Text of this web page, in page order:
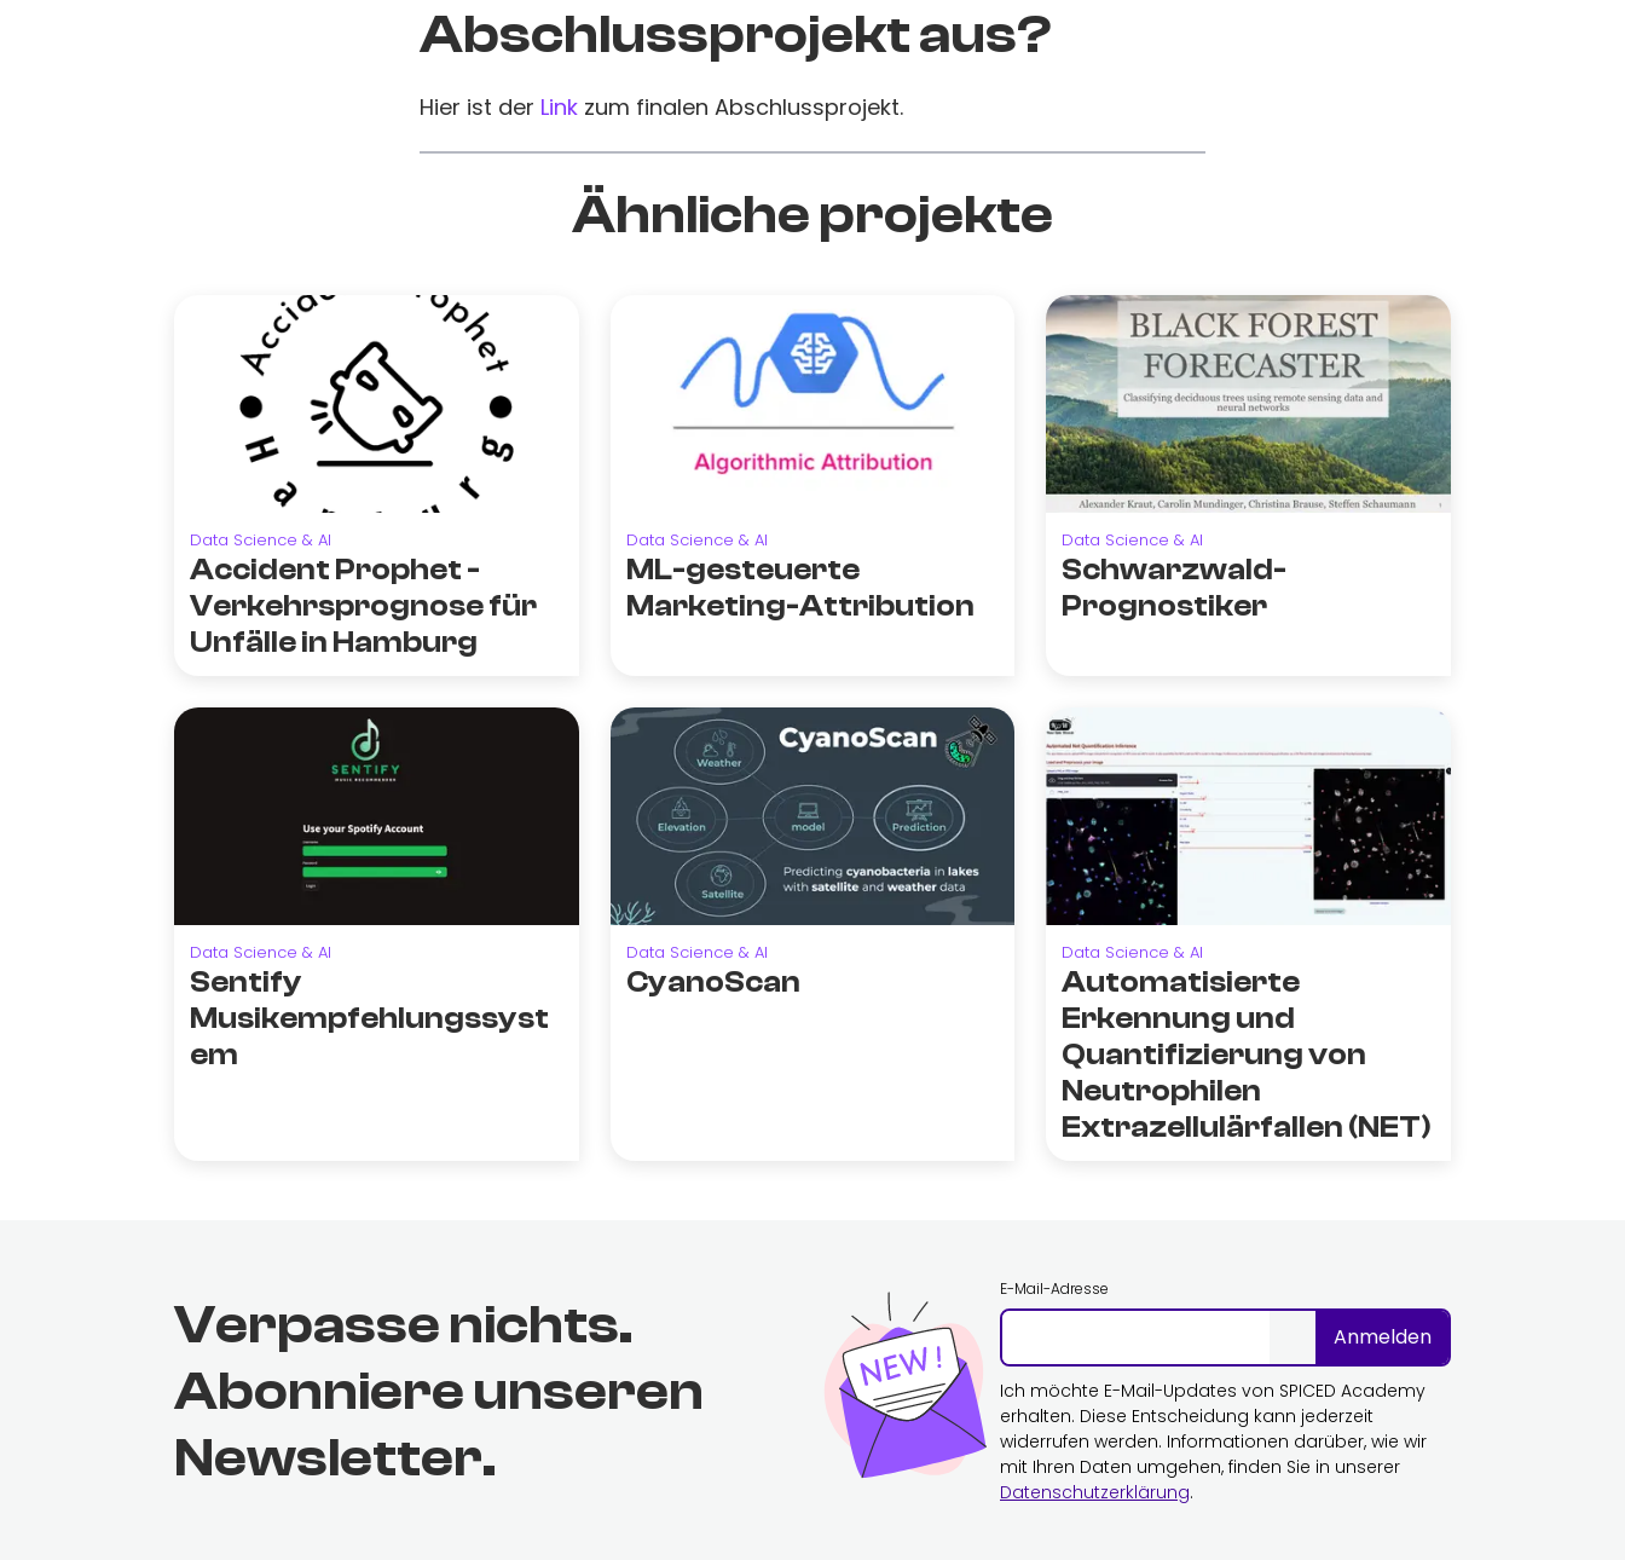
Abschlussprojekt aus?
Hier ist der Link zum finalen Abschlussprojekt.
Ähnliche projekte
Data Science & AI
Accident Prophet -
Verkehrsprognose für
Unfälle in Hamburg
Data Science & AI
ML-gesteuerte
Marketing-Attribution
Data Science & AI
Schwarzwald-
Prognostiker
Data Science & AI
Sentify
Musikempfehlungssyst
em
Data Science & AI
CyanoScan
Data Science & AI
Automatisierte
Erkennung und
Quantifizierung von
Neutrophilen
Extrazellulärfallen (NET)
Verpasse nichts.
Abonniere unseren
Newsletter.
E-Mail-Adresse
Anmelden
Ich möchte E-Mail-Updates von SPICED Academy
erhalten. Diese Entscheidung kann jederzeit
widerrufen werden. Informationen darüber, wie wir
mit Ihren Daten umgehen, finden Sie in unserer
Datenschutzerklärung.